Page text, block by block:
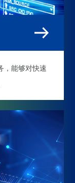
，能够对快速